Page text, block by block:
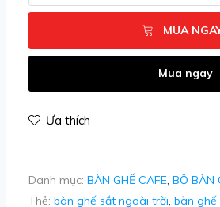
MUA
Mua ngay
Ưa thích
Danh mục: BÀN GHẾ CAFE, BỘ BÀN
Thẻ: bàn ghế sắt ngoài trời, bàn